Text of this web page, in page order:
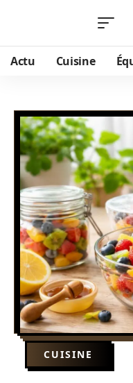
Actu Cuisine
CUISINE